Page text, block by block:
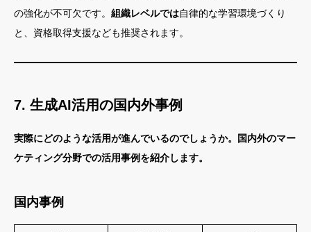
の強化が不可欠です。 組織レベルでは自律的な学習環境づくり
と、資格取得支援なども推奨されます。
7. 生成AI活用の国内外事例
実際にどのような活用が進んでいるのでしょうか。国内外のマー
ケティング分野での活用事例を紹介します。
国内事例